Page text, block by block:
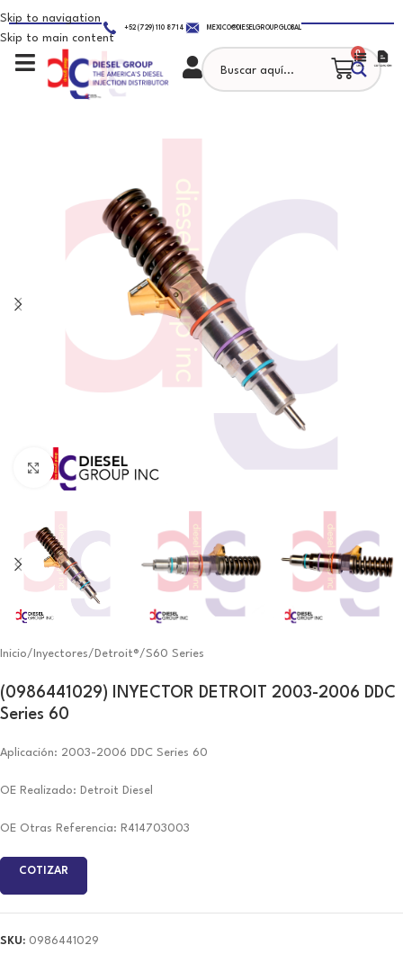
Skip to navigation
Skip to main content
+52 (729) 110 8714 MEXICO@DIESELGROUP.GLOBAL
0
Click to enlarge
Inicio/ Inyectores/ Detroit®/S60 Series
(0986441029) INYECTOR DETROIT 2003-2006 DDC
Series 60
Aplicación: 2003-2006 DDC Series 60
OE Realizado: Detroit Diesel
OE Otras Referencia: R414703003
COTIZAR
SKU: 0986441029